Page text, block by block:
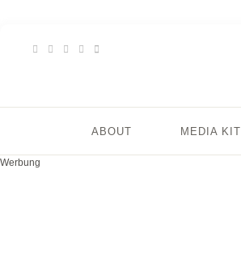
ABOUT MEDIA KIT
Werbung